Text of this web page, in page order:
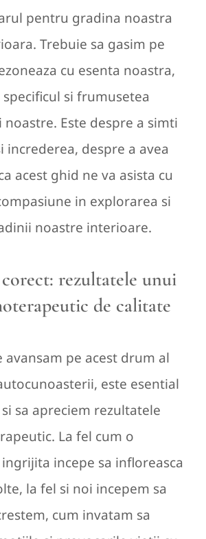
pentru gradina noastra
Trebuie sa gasim pe
cu esenta noastra,
si frumusetea
Este despre a simti
increderea, despre a avea
acest ghid ne va asista cu
in explorarea si
noastre interioare.
rezultatele unui
de calitate
avansam pe acest drum al
este esential
sa apreciem rezultatele
La fel cum o
incepe sa infloreasca
la fel si noi incepem sa
cum invatam sa